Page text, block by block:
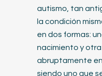
autismo, tan
la condición
en dos formas:
nacimiento y
abruptamente
siendo uno que